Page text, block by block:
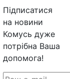
Підписатися
на новини
Комусь дуже
потрібна Ваша
допомога!